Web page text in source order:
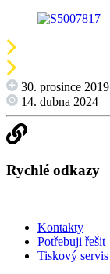
30. prosince 2019
14. dubna 2024
Rychlé odkazy
Kontakty
Potřebuji řešit
Tiskový servis